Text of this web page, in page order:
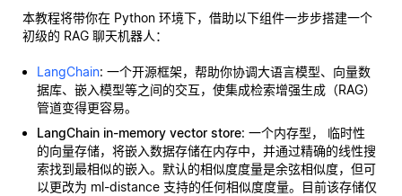
本教程将带你在 Python 环境下，借助以下组件一步步搭建一个
初级的 RAG 聊天机器人：
LangChain: 一个开源框架，帮助你协调大语言模型、向量数
据库、嵌入模型等之间的交互，使集成检索增强生成（RAG）
管道变得更容易。
LangChain in-memory vector store: 一个内存型， 临时性
的向量存储，将嵌入数据存储在内存中，并通过精确的线性搜
索找到最相似的嵌入。默认的相似度度量是余弦相似度，但可
以更改为 ml-distance 支持的任何相似度度量。目前该存储仅